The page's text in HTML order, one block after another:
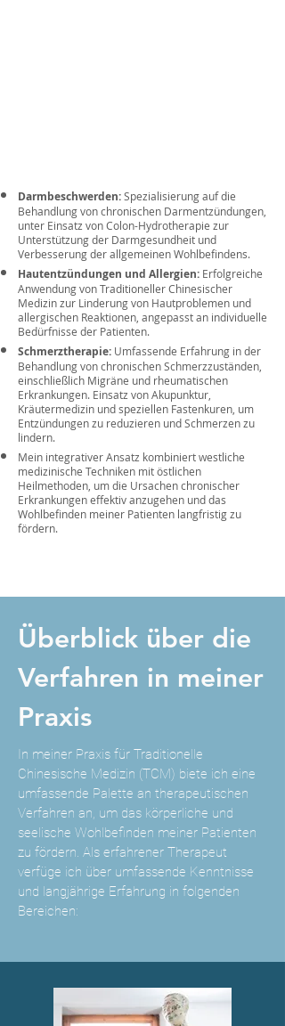
Darmbeschwerden:Spezialisierung auf die
Behandlung von chronischen Darmentzündungen,
unter Einsatz von Colon-Hydrotherapie zur
Unterstützung der Darmgesundheit und
Verbesserung der allgemeinen Wohlbefindens.
Hautentzündungen und Allergien: Erfolgreiche
Anwendung von Traditioneller Chinesischer
Medizin zur Linderung von Hautproblemen und
allergischen Reaktionen, angepasst an individuelle
Bedürfnisse der Patienten.
Schmerztherapie: Umfassende Erfahrung in der
Behandlung von chronischen Schmerzzuständen,
einschließlich Migräne und rheumatischen
Erkrankungen. Einsatz von Akupunktur,
Kräutermedizin und speziellen Fastenkuren, um
Entzündungen zu reduzieren und Schmerzen zu
lindern.
Mein integrativer Ansatz kombiniert westliche
medizinische Techniken mit östlichen
Heilmethoden, um die Ursachen chronischer
Erkrankungen effektiv anzugehen und das
Wohlbefinden meiner Patienten langfristig zu
fördern.
Überblick über die
Verfahren in meiner
Praxis
In meiner Praxis für Traditionelle
Chinesische Medizin (TCM) biete ich eine
umfassende Palette an therapeutischen
Verfahren an, um das körperliche und
seelische Wohlbefinden meiner Patienten
zu fördern. Als erfahrener Therapeut
verfüge ich über umfassende Kenntnisse
und langjährige Erfahrung in folgenden
Bereichen: